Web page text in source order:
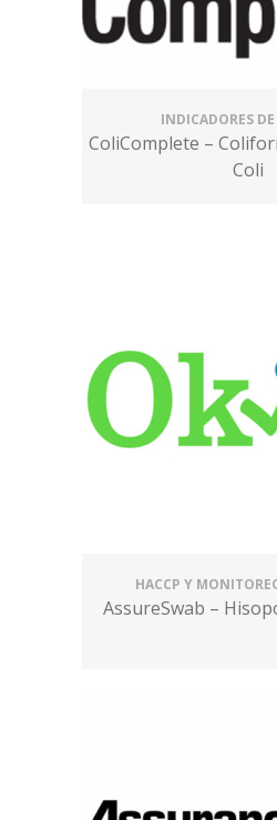
INDICADORES
ColiComplete –
Coli
HACCP Y
AssureSwab –